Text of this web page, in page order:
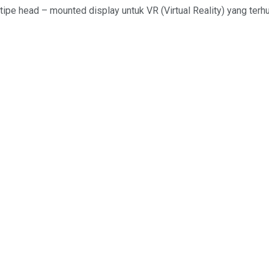
head – mounted display untuk VR (Virtual Reality) yang